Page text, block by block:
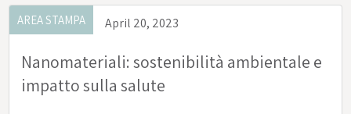
AREA STAMPA April 20, 2023
Nanomateriali: sostenibilità ambientale e
impatto sulla salute